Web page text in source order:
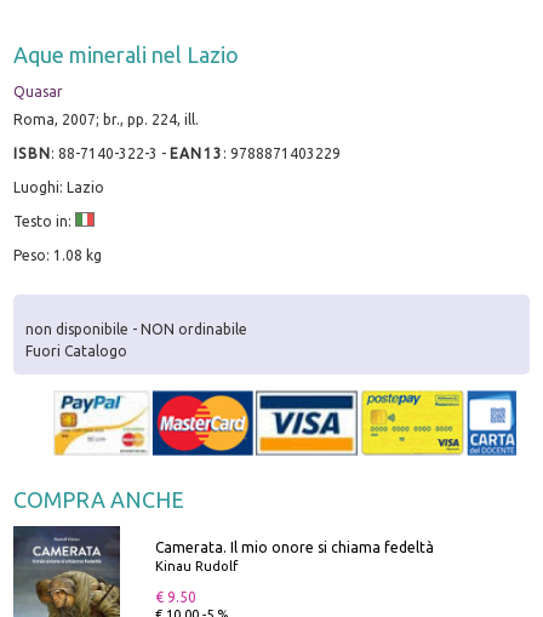
Aque minerali nel Lazio
Quasar
Roma, 2007; br., pp. 224, ill.
ISBN:88-7140-322-3 - EAN13 :9788871403229
Luoghi: Lazio
Testo in:
Peso: 1.08 kg
non disponibile - NON ordinabile
Fuori Catalogo
COMPRA ANCHE
Camerata. Il mio onore si chiama fedeltà
Kinau Rudolf
€ 9.50
€ 10.00 -5 %